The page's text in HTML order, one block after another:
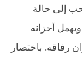
إلى حالة
أحزانه
رفاقه. باختصار